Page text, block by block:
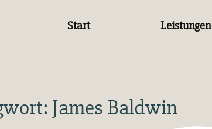
Start Leistungen
James Baldwin